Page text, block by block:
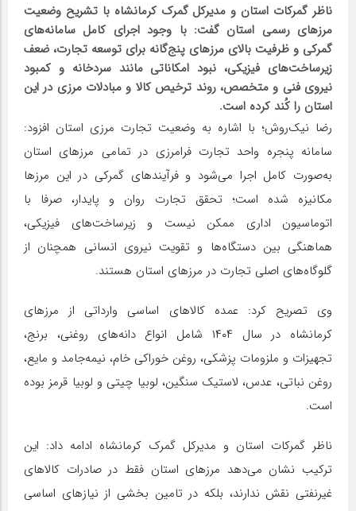
ناظر گمرکات استان و مدیرکل گمرک کرمانشاه با تشریح وضعیت
مرزهای رسمی استان گفت: با وجود اجرای کامل سامانه‌های
گمرکی و ظرفیت بالای مرزهای پنج‌گانه برای توسعه تجارت، ضعف
زیرساخت‌های فیزیکی، نبود امکاناتی مانند سردخانه و کمبود
نیروی فنی و متخصص، روند ترخیص کالا و مبادلات مرزی در این
استان را کُند کرده است.
رضا نیک‌روش؛ با اشاره به وضعیت تجارت مرزی استان افزود:
سامانه پنجره واحد تجارت فرامرزی در تمامی مرزهای استان
به‌صورت کامل اجرا می‌شود و فرآیندهای گمرکی در این مرزها
مکانیزه شده است؛ تحقق تجارت روان و پایدار، صرفا با
اتوماسیون اداری ممکن نیست و زیرساخت‌های فیزیکی،
هماهنگی بین دستگاه‌ها و تقویت نیروی انسانی همچنان از
گلوگاه‌های اصلی تجارت در مرزهای استان هستند.
وی تصریح کرد: عمده کالاهای اساسی وارداتی از مرزهای
کرمانشاه در سال ۱۴۰۴ شامل انواع دانه‌های روغنی، برنج،
تجهیزات و ملزومات پزشکی، روغن خوراکی خام، نیمه‌جامد و مایع،
روغن نباتی، عدس، لاستیک سنگین، لوبیا چیتی و لوبیا قرمز بوده
است.
ناظر گمرکات استان و مدیرکل گمرک کرمانشاه ادامه داد: این
ترکیب نشان می‌دهد مرزهای استان فقط در صادرات کالاهای
غیرنفتی نقش ندارند، بلکه در تامین بخشی از نیازهای اساسی